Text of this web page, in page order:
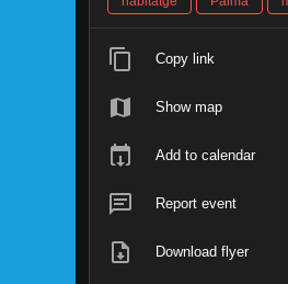
Copy link
Show map
Add to calendar
Report event
Download flyer